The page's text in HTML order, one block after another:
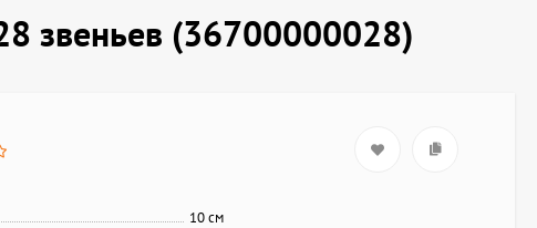
звеньев (36700000028)
10 см